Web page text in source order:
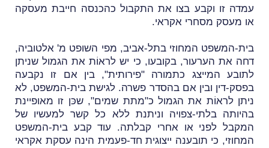
עמדה זו וקבע בצו את התקבול כהכנסה חייבת מעסקה
או מעסק מסחרי אקראי.
בית-המשפט המחוזי בתל-אביב, מפי השופט מ' אלטוביה,
דחה את הערעור, בקובעו, כי יש לראוֹת את הגמול שניתן
לתובע המייצג כתמורה "פירותית", בין אם זו נקבעה
בפסק-דין ובין אם בהסדר פשרה. לגישת בית-המשפט, לא
ניתן לראוֹת את הגמול כ"מתת שמים", שכּן זו מאופיינת
בהיותה בלתי-צפויה וניתנת ללא כל קשר למעשיו של
המקבל לפני או אחרי קבלתה. עוד קבע בית-המשפט
המחוזי, כי תובענה ייצוגית חד-פעמית הינה עסקת אקראי